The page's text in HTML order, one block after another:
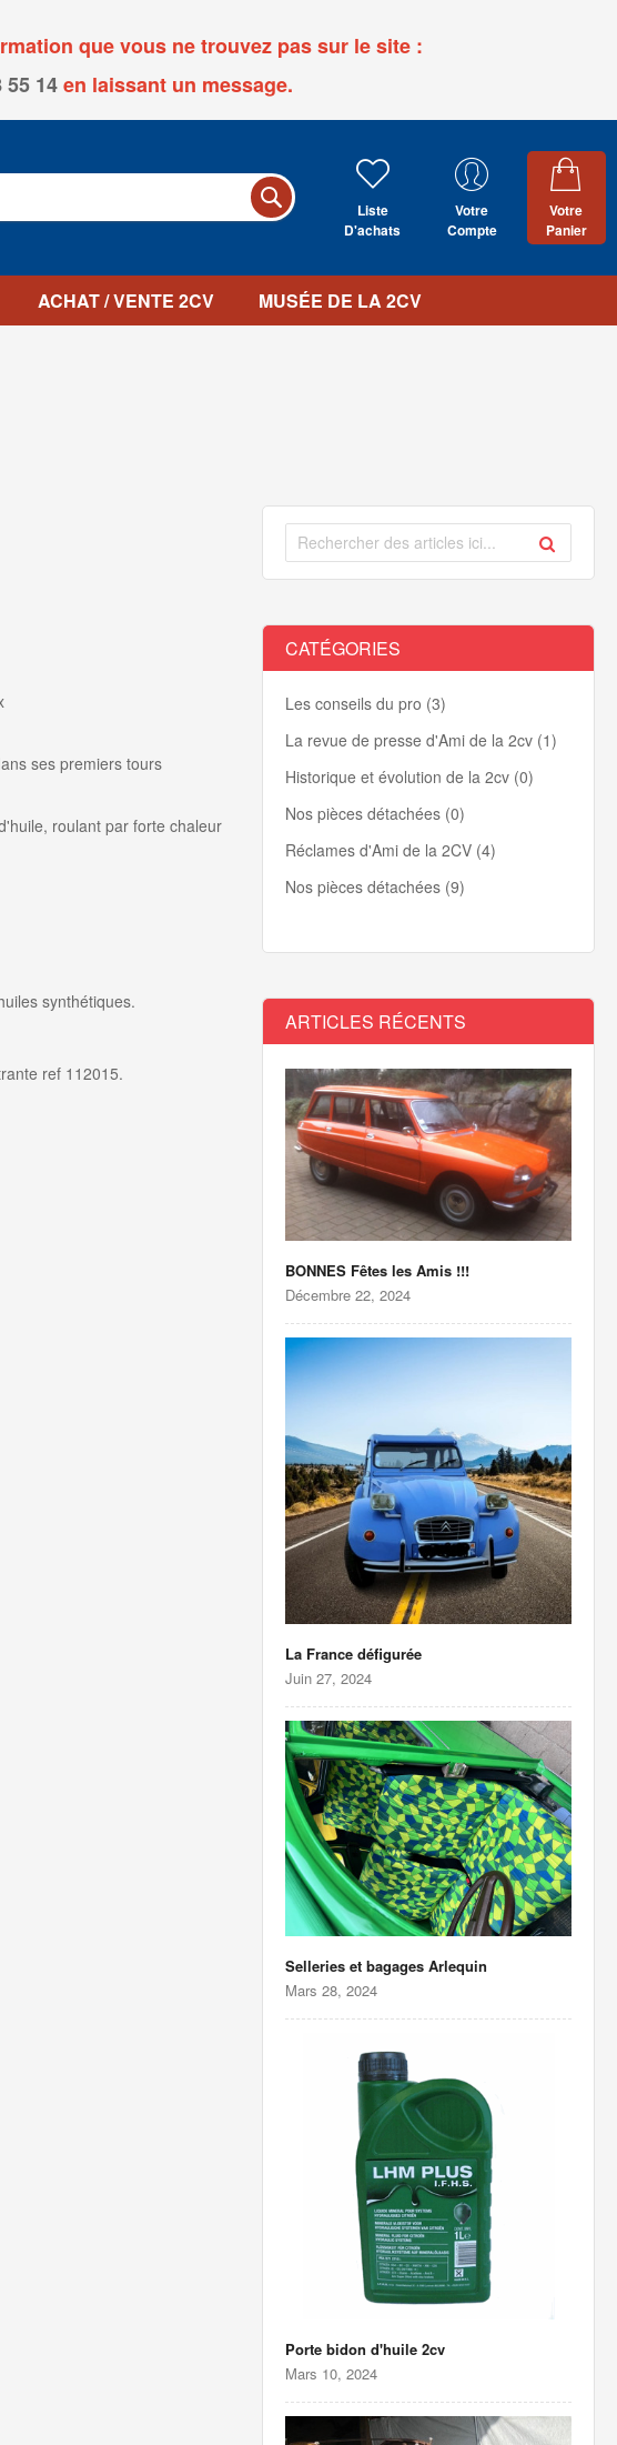
que vous ne trouvez pas sur le site :
55 14en laissant un message.
Liste
D'achats
Votre
Compte
Votre
Panier
ACHAT / VENTE 2CV MUSÉE DE LA 2CV
ses premiers tours
, roulant par forte chaleur
synthétiques.
ref 112015.
CATÉGORIES
Les conseils du pro (3)
La revue de presse d'Ami de la 2cv (1)
Historique et évolution de la 2cv (0)
Nos pièces détachées (0)
Réclames d'Ami de la 2CV (4)
Nos pièces détachées (9)
ARTICLES RÉCENTS
BONNES Fêtes les Amis !!!
Décembre 22, 2024
La France défigurée
Juin 27, 2024
Selleries et bagages Arlequin
Mars 28, 2024
Porte bidon d'huile 2cv
Mars 10, 2024